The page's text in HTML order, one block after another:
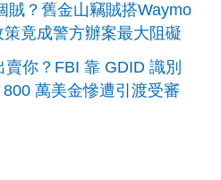
賊？舊金山竊賊搭Waymo
竟成警方辦案最大阻礙
你？FBI 靠 GDID 識別
萬美金慘遭引渡受審